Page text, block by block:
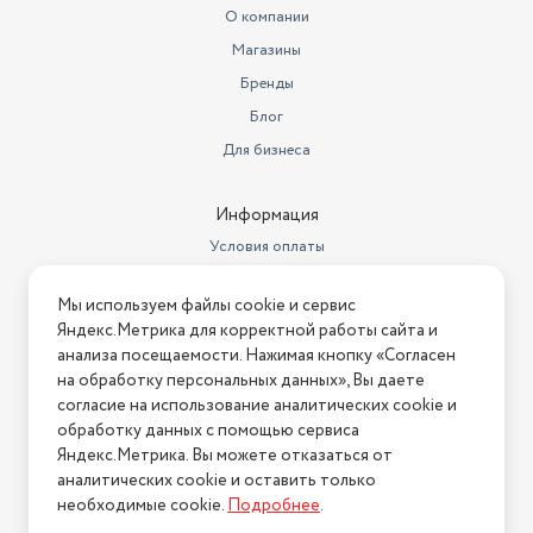
жарки и тушения
0.3
0.1
Объем товара в упаковке, в
литрах
9
Материал посуды
алюминий
Страна производства
Россия
Внутренее покрытие
антипригарное
Страна-изготовитель
Россия
О компании
Магазины
Бренды
Блог
Для бизнеса
Информация
Условия оплаты
Условия возврата
Нашли ошибку на сайте? Напишите нам
2026 © Интернет-магазин "АстМаркет". У нас есть всё!
Политика конфиденциальности
Мы используем файлы cookie и сервис
Яндекс.Метрика для корректной работы сайта и
анализа посещаемости. Нажимая кнопку «Согласен
на обработку персональных данных», Вы даете
согласие на использование аналитических cookie и
обработку данных с помощью сервиса
Яндекс.Метрика. Вы можете отказаться от
аналитических cookie и оставить только
необходимые cookie.Подробнее.